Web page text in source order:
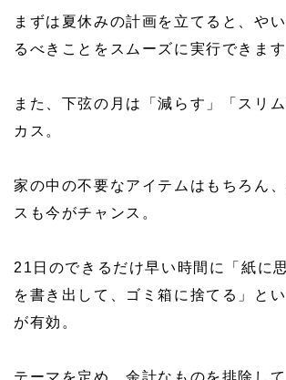
まずは夏休みの計画を立てると、や
るべきことをスムーズに実行できます
また、下弦の月は「減らす」「スリ
カス。
家の中の不要なアイテムはもちろん
スも今がチャンス。
21日のできるだけ早い時間に「紙に
を書き出して、ゴミ箱に捨てる」と
が有効。
テーマを定め、余計なものを排除し